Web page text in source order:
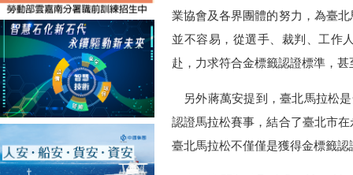
業協會及各界團體的努力，為臺
並不容易，從選手、裁判、工作
赴，力求符合金標籤認證標準，甚
另外蔣萬安提到，臺北馬拉松
認證馬拉松賽事，結合了臺北市
臺北馬拉松不僅僅是獲得金標籤